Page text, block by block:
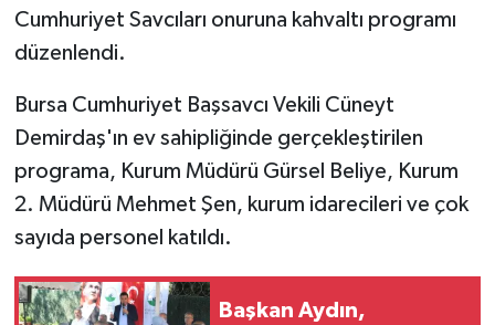
Cumhuriyet Savcıları onuruna kahvaltı programı
düzenlendi.
Bursa Cumhuriyet Başsavcı Vekili Cüneyt
Demirdaş'ın ev sahipliğinde gerçekleştirilen
programa, Kurum Müdürü Gürsel Beliye, Kurum
2. Müdürü Mehmet Şen, kurum idarecileri ve çok
sayıda personel katıldı.
Başkan Aydın,